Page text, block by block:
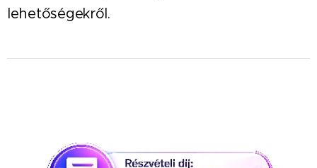
lehetőségekről.